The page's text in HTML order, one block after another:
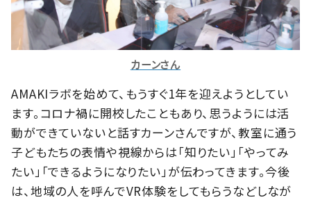
カーンさん
AMAKIラボを始めて、もうすぐ1年を迎えようとしてい
ます。コロナ禍に開校したこともあり、思うようには活
動ができていないと話すカーンさんですが、教室に通う
子どもたちの表情や視線からは「知りたい」「やってみ
たい」「できるようになりたい」が伝わってきます。今後
は、地域の人を呼んでVR体験をしてもらうなどしなが